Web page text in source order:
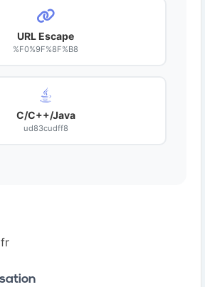
URL Escape
%F0%9F%8F%B8
C/C++/Java
ud83cudff8